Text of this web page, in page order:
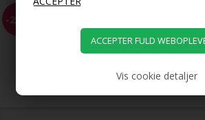
Vis cookie detaljer
-26%
39,00
29,00DKK